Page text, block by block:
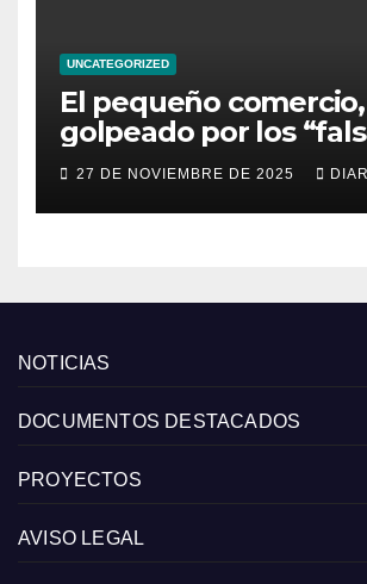
UNCATEGORIZED
El pequeño comercio,
golpeado por los
descuentos” del Black
de las grandes
27 DE NOVIEMBRE DE 2025
NOTICIAS
DOCUMENTOS DESTACADOS
PROYECTOS
AVISO LEGAL